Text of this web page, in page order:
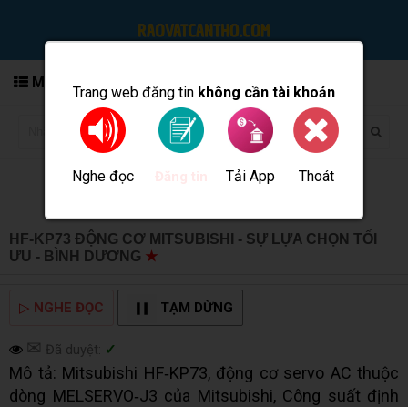
Trang web đăng tin không cần tài khoản
Nghe đọc Tải App Thoát
MENU
HF-KP73 ĐỘNG CƠ MITSUBISHI - SỰ LỰA CHỌN TỐI
ƯU - BÌNH DƯƠNG ★
▷ NGHE ĐỌC TẠM DỪNG
✉ Đã duyệt: ✓
Mô tả: Mitsubishi HF‑KP73, động cơ servo AC thuộc
dòng MELSERVO‑J3 của Mitsubishi, Công suất định